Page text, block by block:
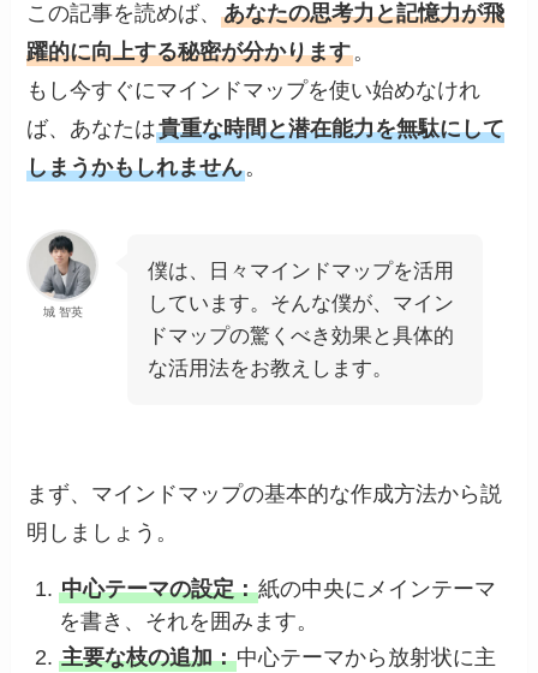
この記事を読めば、あなたの思考力と記憶力が飛
躍的に向上する秘密が分かります。
もし今すぐにマインドマップを使い始めなけれ
ば、あなたは貴重な時間と潜在能力を無駄にして
しまうかもしれません。
城 智英
僕は、日々マインドマップを活用
しています。そんな僕が、マイン
ドマップの驚くべき効果と具体的
な活用法をお教えします。
まず、マインドマップの基本的な作成方法から説
明しましょう。
中心テーマの設定：紙の中央にメインテーマ
を書き、それを囲みます。
主要な枝の追加：中心テーマから放射状に主